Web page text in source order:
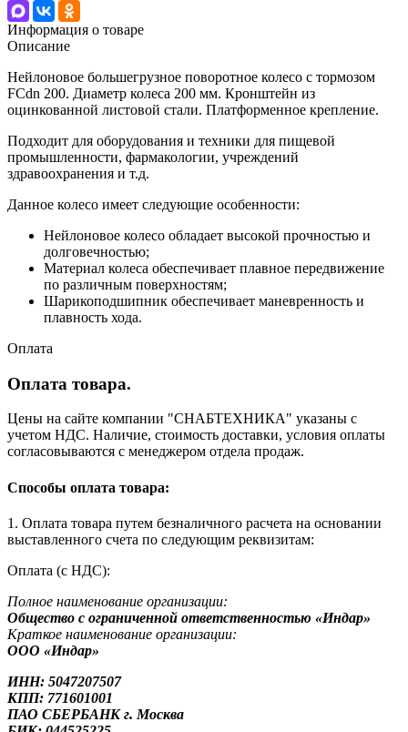
Информация о товаре
Описание
Нейлоновое большегрузное поворотное колесо с тормозом
FCdn 200. Диаметр колеса 200 мм. Кронштейн из
оцинкованной листовой стали. Платформенное крепление.
Подходит для оборудования и техники для пищевой
промышленности, фармакологии, учреждений
здравоохранения и т.д.
Данное колесо имеет следующие особенности:
Нейлоновое колесо обладает высокой прочностью и
долговечностью;
Материал колеса обеспечивает плавное передвижение
по различным поверхностям;
Шарикоподшипник обеспечивает маневренность и
плавность хода.
Оплата
Оплата товара.
Цены на сайте компании "СНАБТЕХНИКА" указаны с
учетом НДС. Наличие, стоимость доставки, условия оплаты
согласовываются с менеджером отдела продаж.
Способы оплата товара:
1. Оплата товара путем безналичного расчета на основании
выставленного счета по следующим реквизитам:
Оплата (с НДС):
Полное наименование организации:
Общество с ограниченной ответственностью «Индар»
Краткое наименование организации:
ООО «Индар»
ИНН: 5047207507
КПП: 771601001
ПАО СБЕРБАНК г. Москва